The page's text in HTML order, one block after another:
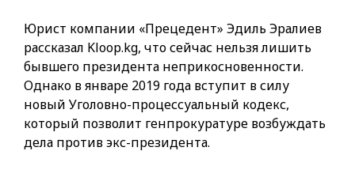
Юрист компании «Прецедент» Эдиль Эралиев
рассказал Kloop.kg, что сейчас нельзя лишить
бывшего президента неприкосновенности.
Однако в январе 2019 года вступит в силу
новый Уголовно-процессуальный кодекс,
который позволит генпрокуратуре возбуждать
дела против экс-президента.